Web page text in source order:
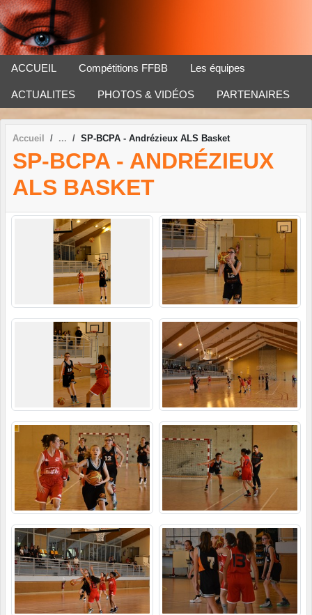
ACCUEIL Compétitions FFBB Les équipes
ACTUALITES PHOTOS & VIDÉOS PARTENAIRES
Accueil SP-BCPA - Andrézieux ALS Basket
SP-BCPA - ANDRÉZIEUX
ALS BASKET
Panneau de gestion des cookies